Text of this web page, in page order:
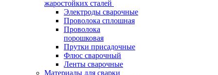
жаростойких сталей
Электроды сварочные
Проволока сплошная
Проволока
порошковая
Прутки присадочные
Флюс сварочный
Ленты сварочные
Материалы для сварки